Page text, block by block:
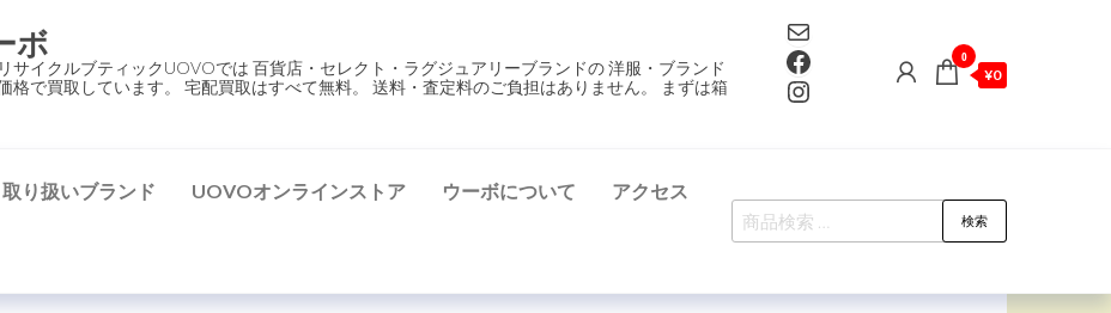
ボ
サイクルブティックUOVOでは 百貨店・セレクト・ラグジュアリーブランドの 洋服・ブランド
格で買取しています。 宅配買取はすべて無料。 送料・査定料のご負担はありません。 まずは箱
Mail
Facebook
Instagram
0
¥0
取り扱いブランド UOVOオンラインストア ウーボについて アクセス
検
索
検索